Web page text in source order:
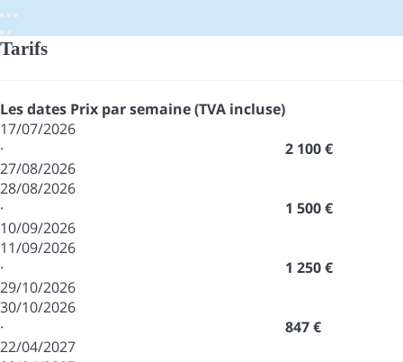
Tarifs
Les dates Prix par semaine (TVA incluse)
17/07/2026
·
27/08/2026
2 100 €
28/08/2026
·
10/09/2026
1 500 €
11/09/2026
·
29/10/2026
1 250 €
30/10/2026
·
22/04/2027
847 €